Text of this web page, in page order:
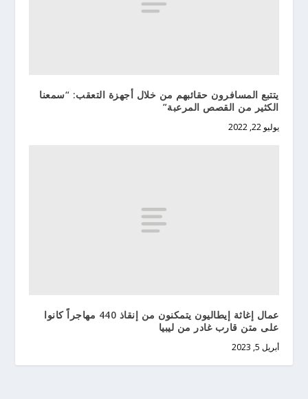
يتتبع المسافرون حقائبهم من خلال أجهزة التعقب: “سمعنا
الكثير من القصص المرعبة”
يوليو 22, 2022
عمال إغاثة إيطاليون يتمكنون من إنقاذ 440 مهاجراً كانوا
على متن قارب غادر من ليبيا
أبريل 5, 2023